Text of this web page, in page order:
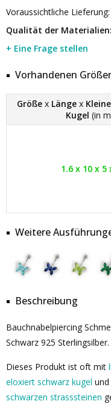
Voraussichtliche Lieferung:
Qualität der Materialien:
+ Eine Frage stellen
Vorhandenen
Größex Längex
Kugel (in
1.6 x 10 x 5
Weitere
Beschreibung
Bauchnabelpiercing
Schwarz 925 Sterlingsilber.
Dieses Produkt ist oft mit
eloxiert schwarz kugel und
schwarzen strasssteinen